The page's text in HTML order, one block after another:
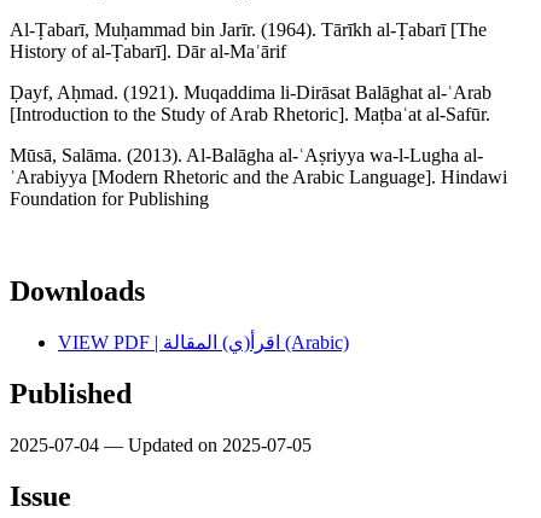
Al-Ṭabarī, Muḥammad bin Jarīr. (1964). Tārīkh al-Ṭabarī [The
History of al-Ṭabarī]. Dār al-Maʿārif
Ḍayf, Aḥmad. (1921). Muqaddima li-Dirāsat Balāghat al-ʿArab
[Introduction to the Study of Arab Rhetoric]. Maṭbaʿat al-Safūr.
Mūsā, Salāma. (2013). Al-Balāgha al-ʿAṣriyya wa-l-Lugha al-
ʿArabiyya [Modern Rhetoric and the Arabic Language]. Hindawi
Foundation for Publishing
Downloads
VIEW PDF | اقرأ(ي) المقالة (Arabic)
Published
2025-07-04 — Updated on 2025-07-05
Issue